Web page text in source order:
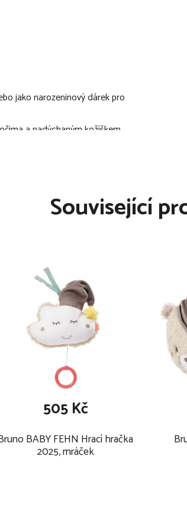
jako narozeninový dárek pro
a nadýchaným kožíškem
Související
BABY FEHN Hrací hračka
2025, mráček
505 Kč